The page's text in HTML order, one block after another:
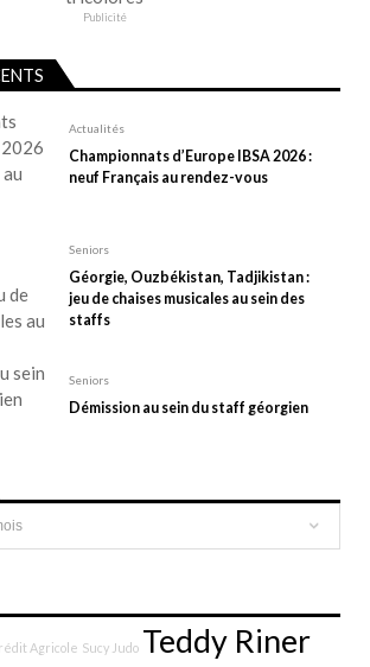
Publicité
Actualités
Championnats d’Europe IBSA 2026 :
neuf Français au rendez-vous
Seniors
Géorgie, Ouzbékistan, Tadjikistan :
jeu de chaises musicales au sein des
staffs
Seniors
Démission au sein du staff géorgien
Agricole Sucy Judo Teddy Riner